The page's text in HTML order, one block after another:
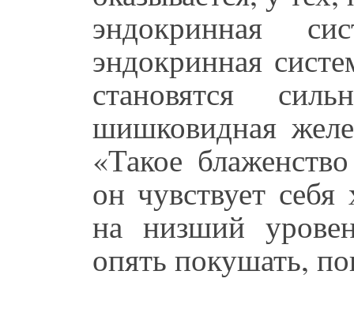
эндокринная
эндокринная
становятся
шишковидная
«Такое
он чувствует
на низший
опять покушать,